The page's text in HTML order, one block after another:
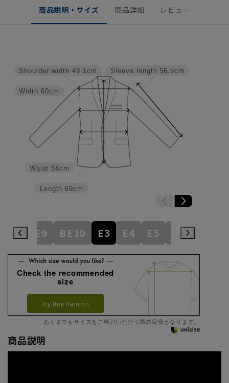
商品説明・サイズ 商品詳細 レビュー
Sleeve length 56.5cm
Length 69cm
Waist 54cm
Width 60cm
Shoulder width 49.1cm
BE9 BE10 E3 E4 E5 E6
Check the recommended
size
Try this item on
あくまでもサイズをご検討いただく際の目安となります。
商品説明